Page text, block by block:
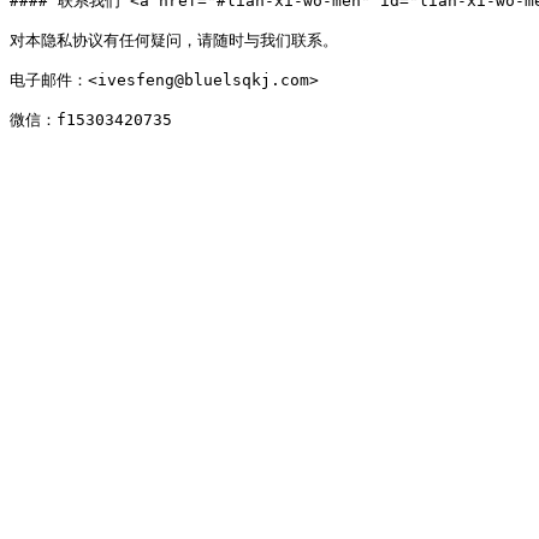
对本隐私协议有任何疑问，请随时与我们联系。
电子邮件：<ivesfeng@bluelsqkj.com>